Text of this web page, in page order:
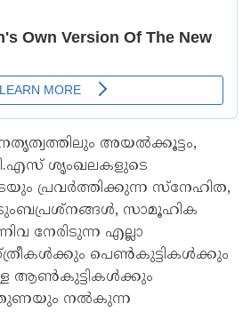
അയൽക്കൂട്ടം,
ശൃംഖലകളുടെ
പ്രവർത്തിക്കുന്ന സ്നേഹിത,
സാമൂഹിക
നേരിടുന്ന എല്ലാ
പെൺകുട്ടികൾക്കും
ആൺകുട്ടികൾക്കും
നൽകുന്ന